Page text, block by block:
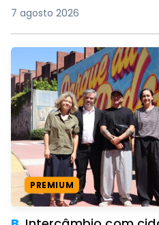
7 agosto 2026
PREMIUM